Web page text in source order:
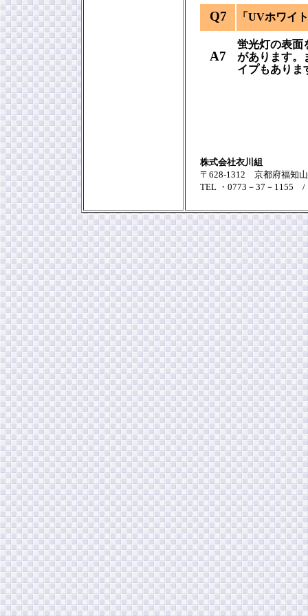
Q7 「UVホワイ
A7
蛍光灯の表面
があります。
イプもありま
株式会社衣川組
〒628-1312 京都府福知
TEL ・0773－37－1155